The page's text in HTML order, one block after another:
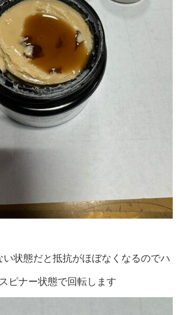
状態だと抵抗がほぼなくなるのでハ
ピナー状態で回転します